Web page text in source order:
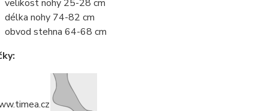
velikost nohy 25-28 cm
délka nohy 74-82 cm
obvod stehna 64-68 cm